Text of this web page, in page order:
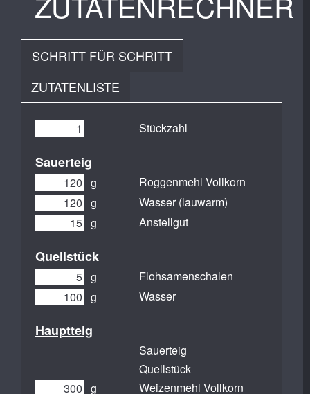
SCHRITT FÜR SCHRITT
ZUTATENLISTE
Stückzahl
Sauerteig
g
Roggenmehl Vollkorn
g
Wasser (lauwarm)
g
Anstellgut
Quellstück
g
Flohsamenschalen
g
Wasser
Hauptteig
Sauerteig
Quellstück
g
Weizenmehl Vollkorn